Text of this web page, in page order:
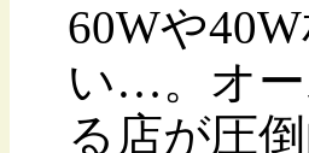
60Wや
い…。オー
る店が圧